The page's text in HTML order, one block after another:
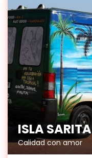
ISLA SARITA
Calidad con amor